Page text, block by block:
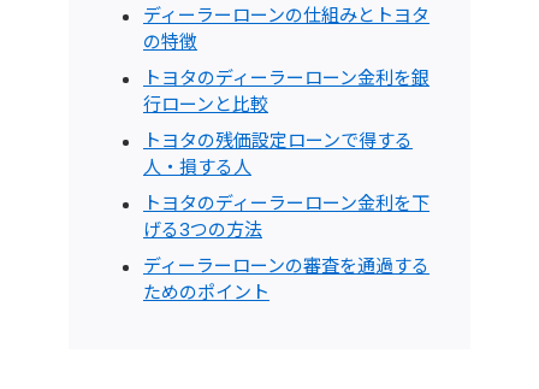
ディーラーローンの仕組みとトヨタ
の特徴
トヨタのディーラーローン金利を銀
行ローンと比較
トヨタの残価設定ローンで得する
人・損する人
トヨタのディーラーローン金利を下
げる3つの方法
ディーラーローンの審査を通過する
ためのポイント